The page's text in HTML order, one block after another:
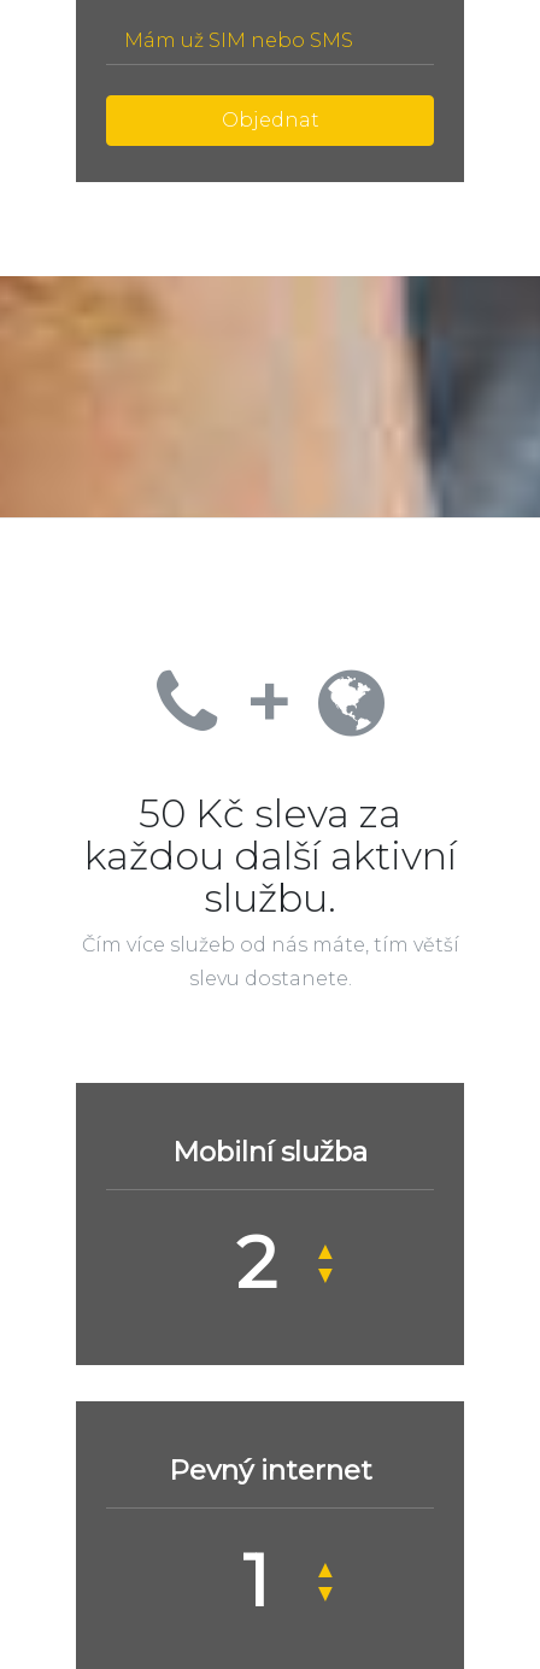
Mám už SIM nebo SMS
Objednat
+
50 Kč sleva za
každou další aktivní
službu.
Čím více služeb od nás máte, tím větší
slevu dostanete.
Mobilní služba
▲
▼
Pevný internet
▲
▼